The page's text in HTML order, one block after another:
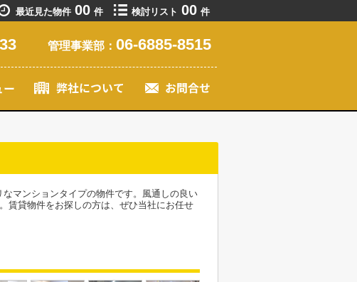
最近見た物件 00 件 検討リスト 00 件
管理事業部： 06-6885-8515
マンションタイプの物件です。風通しの良い
賃貸物件をお探しの方は、ぜひ当社にお任せ